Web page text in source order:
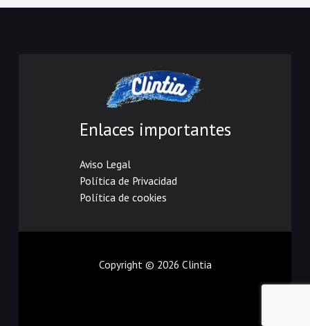
Enlaces importantes
Aviso Legal
Política de Privacidad
Política de cookies
Copyright © 2026 Clintia